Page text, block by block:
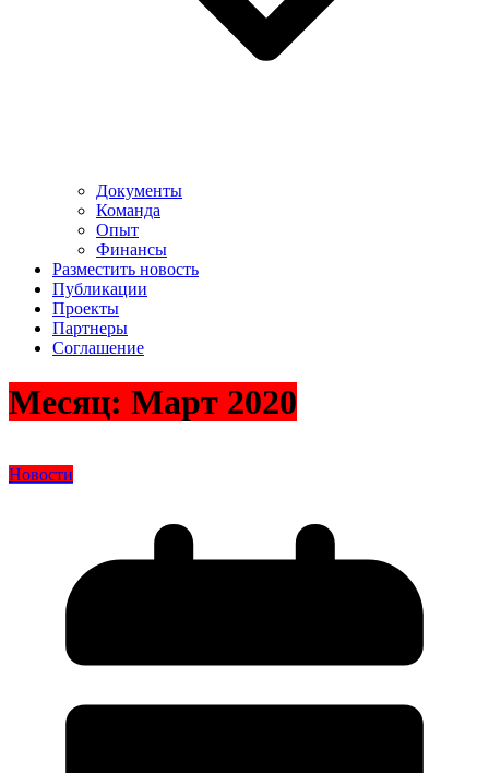
Документы
Команда
Опыт
Финансы
Разместить новость
Публикации
Проекты
Партнеры
Соглашение
Месяц: Март 2020
Новости